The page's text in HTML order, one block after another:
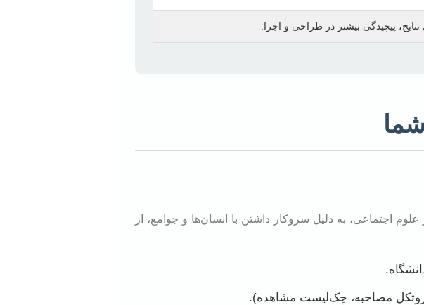
پیچیدگی بیشتر در طراحی و اجرا.
اجتماعی، به دلیل سروکار داشتن با انسان‌ها و جوامع، از
پروتکل مصاحبه، چک‌لیست مشاهده).